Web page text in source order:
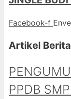
Facebook-f
Artikel
PPDB